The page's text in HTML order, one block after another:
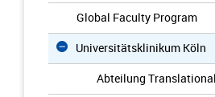
Global Faculty Program
Universitätsklinikum Köln
Abteilung